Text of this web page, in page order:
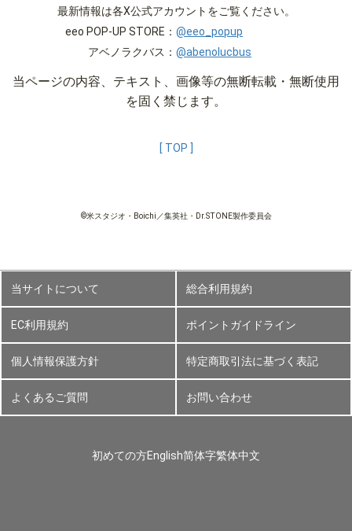
最新情報は各X公式アカウントをご覧ください。
eeo POP-UP STORE： @eeo_popup
アベノラクバス： @abenolucbus
当ページの内容、テキスト、画像等の無断転載・無断使用
を固く禁じます。
[ TOP ]
©米スタジオ・Boichi／集英社・Dr.STONE製作委員会
当サイトについて 総合利用規約
EC利用規約 ポイントガイドライン
個人情報保護方針 特定商取引法に基づく表記
よくあるご質問 お問い合わせ
初めての方English简体字繁体中文